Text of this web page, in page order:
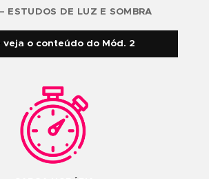
Formais do Desenho:
e Sólidos Geométricos
de Objetos
de Observação
Lei dos Terços, Seção
Simetria a Assimetria
/ Rostos, Desenho Cego